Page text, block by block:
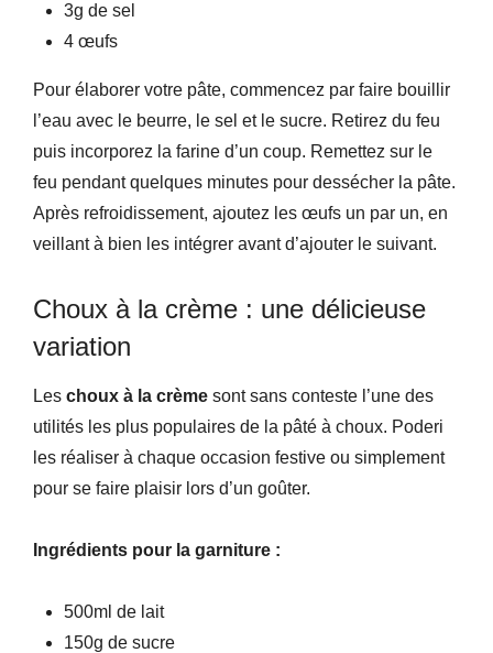
3g de sel
4 œufs
Pour élaborer votre pâte, commencez par faire bouillir
l’eau avec le beurre, le sel et le sucre. Retirez du feu
puis incorporez la farine d’un coup. Remettez sur le
feu pendant quelques minutes pour dessécher la pâte.
Après refroidissement, ajoutez les œufs un par un, en
veillant à bien les intégrer avant d’ajouter le suivant.
Choux à la crème : une délicieuse
variation
Les choux à la crème sont sans conteste l’une des
utilités les plus populaires de la pâté à choux. Poderi
les réaliser à chaque occasion festive ou simplement
pour se faire plaisir lors d’un goûter.
Ingrédients pour la garniture :
500ml de lait
150g de sucre